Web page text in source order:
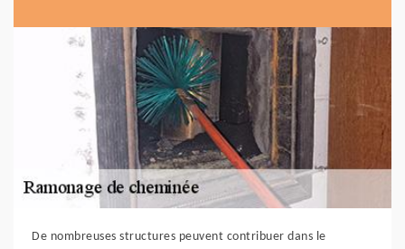
De nombreuses structures peuvent contribuer dans le